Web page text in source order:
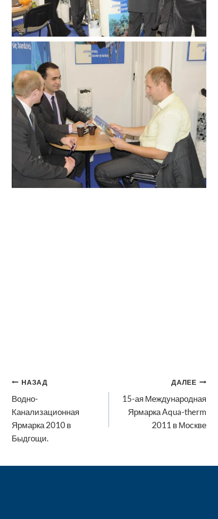
Навигация
по
записям
НАЗАД
Водно-
Канализационная
Ярмарка 2010 в
Быдгощи.
ДАЛЕЕ
15-ая Международная
Ярмарка Aqua-therm
2011 в Москве